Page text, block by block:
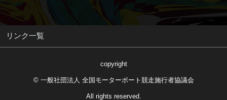
リンク一覧
copyright
© 一般社団法人 全国モーターボート競走施行者協議会
All rights reserved.